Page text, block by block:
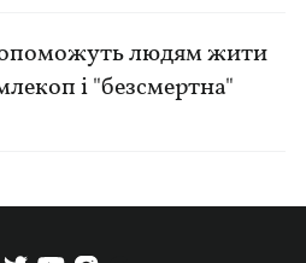
людям жити
і "безсмертна"